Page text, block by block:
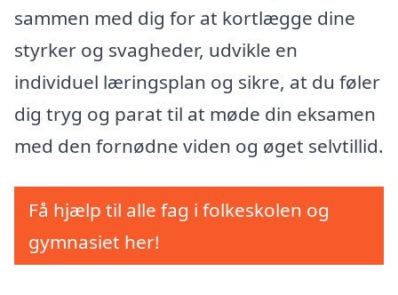
sammen med dig for at kortlægge dine
styrker og svagheder, udvikle en
individuel læringsplan og sikre, at du føler
dig tryg og parat til at møde din eksamen
med den fornødne viden og øget selvtillid.
Få hjælp til alle fag i folkeskolen og
gymnasiet her!